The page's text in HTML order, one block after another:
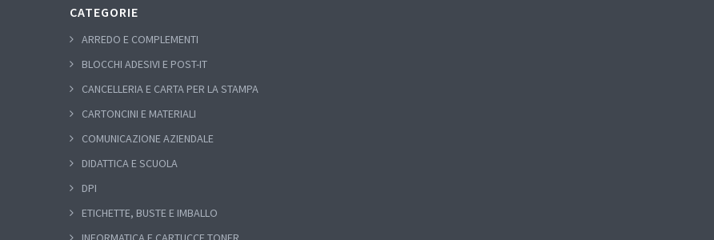
CATEGORIE
ARREDO E COMPLEMENTI
BLOCCHI ADESIVI E POST-IT
CANCELLERIA E CARTA PER LA STAMPA
CARTONCINI E MATERIALI
COMUNICAZIONE AZIENDALE
DIDATTICA E SCUOLA
DPI
ETICHETTE, BUSTE E IMBALLO